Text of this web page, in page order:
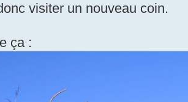
visiter un nouveau coin.
ça :